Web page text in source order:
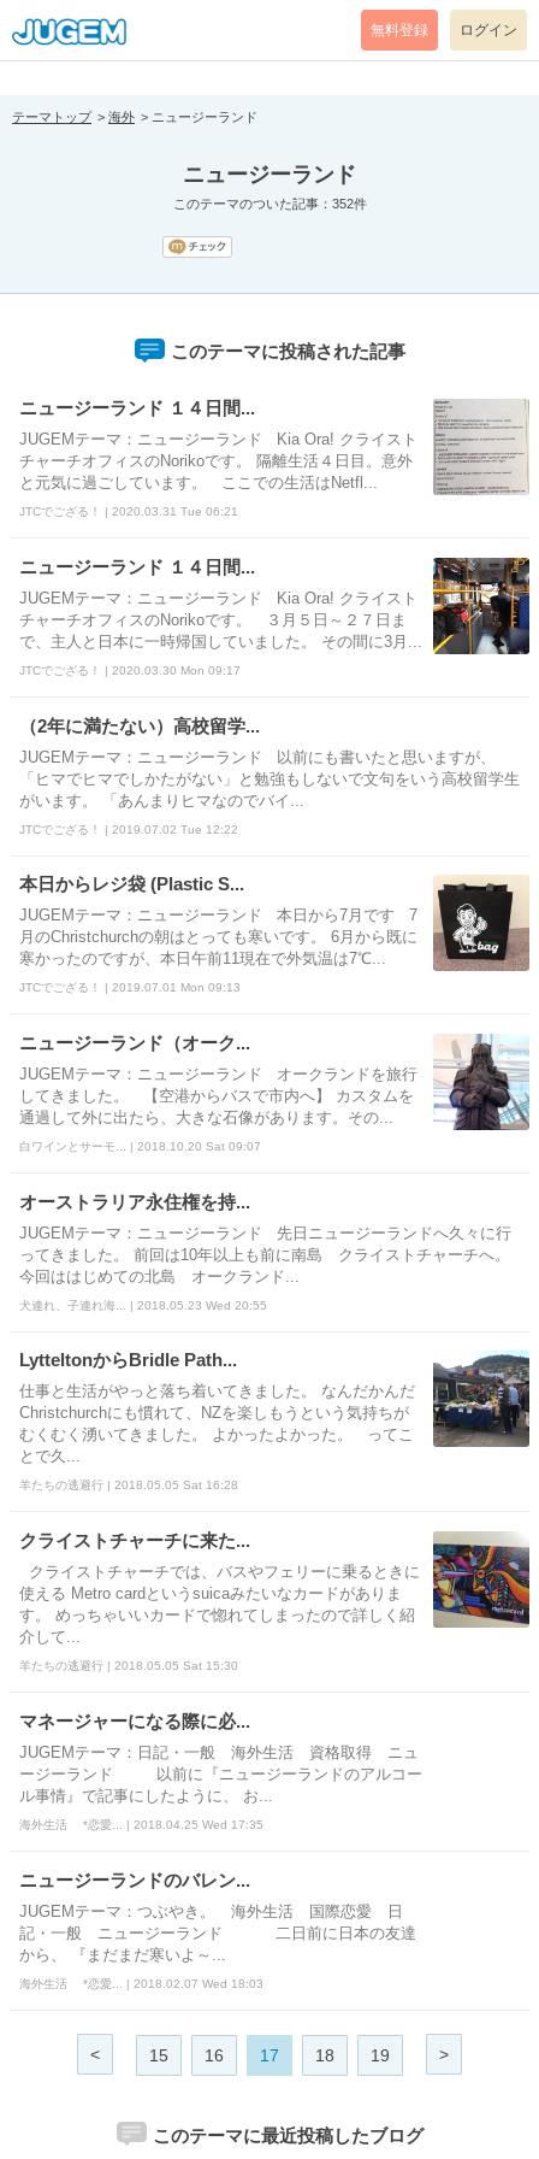
[pear_error: message="Success" code=0 mode=return level=notice
prefix="" info=""]
無料登録 ログイン
テーマトップ 海外 ニュージーランド
ニュージーランド
このテーマのついた記事：352件
このテーマに投稿された記事
ニュージーランド １４日間...
JUGEMテーマ：ニュージーランド Kia Ora! クライスト
チャーチオフィスのNorikoです。 隔離生活４日目。意外
と元気に過ごしています。 ここでの生活はNetfl...
JTCでござる！ | 2020.03.31 Tue 06:21
ニュージーランド １４日間...
JUGEMテーマ：ニュージーランド Kia Ora! クライスト
チャーチオフィスのNorikoです。 ３月５日～２７日ま
で、主人と日本に一時帰国していました。 その間に3月...
JTCでござる！ | 2020.03.30 Mon 09:17
（2年に満たない）高校留学...
JUGEMテーマ：ニュージーランド 以前にも書いたと思いますが、
「ヒマでヒマでしかたがない」と勉強もしないで文句をいう高校留学生
がいます。 「あんまりヒマなのでバイ...
JTCでござる！ | 2019.07.02 Tue 12:22
本日からレジ袋 (Plastic S...
JUGEMテーマ：ニュージーランド 本日から7月です 7
月のChristchurchの朝はとっても寒いです。 6月から既に
寒かったのですが、本日午前11現在で外気温は7℃...
JTCでござる！ | 2019.07.01 Mon 09:13
ニュージーランド（オーク...
JUGEMテーマ：ニュージーランド オークランドを旅行
してきました。 【空港からバスで市内へ】 カスタムを
通過して外に出たら、大きな石像があります。その...
白ワインとサーモ... | 2018.10.20 Sat 09:07
オーストラリア永住権を持...
JUGEMテーマ：ニュージーランド 先日ニュージーランドへ久々に行
ってきました。 前回は10年以上も前に南島 クライストチャーチへ。
今回ははじめての北島 オークランド...
犬連れ、子連れ海... | 2018.05.23 Wed 20:55
LytteltonからBridle Path...
仕事と生活がやっと落ち着いてきました。 なんだかんだ
Christchurchにも慣れて、NZを楽しもうという気持ちが
むくむく湧いてきました。 よかったよかった。 ってこ
とで久...
羊たちの逃避行 | 2018.05.05 Sat 16:28
クライストチャーチに来た...
クライストチャーチでは、バスやフェリーに乗るときに
使える Metro cardというsuicaみたいなカードがありま
す。 めっちゃいいカードで惚れてしまったので詳しく紹
介して...
羊たちの逃避行 | 2018.05.05 Sat 15:30
マネージャーになる際に必...
JUGEMテーマ：日記・一般 海外生活 資格取得 ニュ
ージーランド 以前に『ニュージーランドのアルコー
ル事情』で記事にしたように、 お...
海外生活 *恋愛... | 2018.04.25 Wed 17:35
ニュージーランドのバレン...
JUGEMテーマ：つぶやき。 海外生活 国際恋愛 日
記・一般 ニュージーランド 二日前に日本の友達
から、 『まだまだ寒いよ～...
海外生活 *恋愛... | 2018.02.07 Wed 18:03
< 15 16 17 18 19 >
このテーマに最近投稿したブログ